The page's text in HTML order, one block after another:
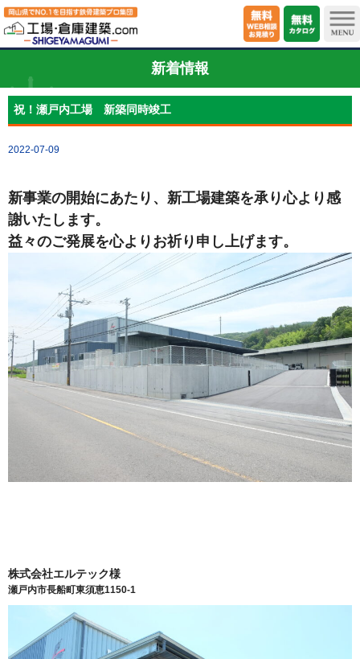
新着情報
祝！瀬戸内工場 新築同時竣工
2022-07-09
新事業の開始にあたり、新工場建築を承り心より感
謝いたします。
益々のご発展を心よりお祈り申し上げます。
株式会社エルテック様
瀬戸内市長船町東須恵1150-1